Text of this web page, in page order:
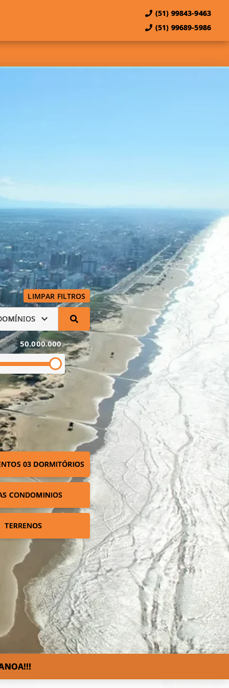
(51) 99843-9463
(51) 99689-5986
LIMPAR FILTROS
50.000.000
03 DORMITÓRIOS
CONDOMINIOS
TERRENOS